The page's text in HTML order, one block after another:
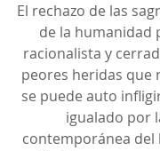
El rechazo de las
de la humanidad
racionalista y
peores heridas que
se puede auto
igualado por
contemporánea